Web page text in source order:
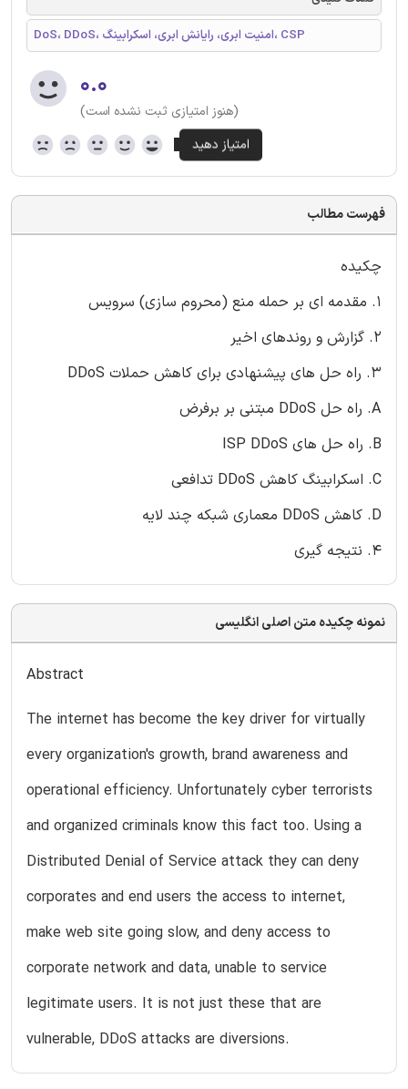
DoS، DDoS، امنیت ابری، رایانش ابری، اسکرابینگ، CSP
۰.۰
(هنوز امتیازی ثبت نشده است)
فهرست مطالب
چکیده
1. مقدمه ای بر حمله منع (محروم سازی) سرویس
2. گزارش و روندهای اخیر
3. راه حل های پیشنهادی برای کاهش حملات DDoS
A. راه حل DDoS مبتنی بر برفرض
B. راه حل های ISP DDoS
C. اسکرابینگ کاهش DDoS تدافعی
D. کاهش DDoS معماری شبکه چند لایه
4. نتیجه گیری
نمونه چکیده متن اصلی انگلیسی
Abstract
The internet has become the key driver for virtually
every organization's growth, brand awareness and
operational efficiency. Unfortunately cyber terrorists
and organized criminals know this fact too. Using a
Distributed Denial of Service attack they can deny
corporates and end users the access to internet,
make web site going slow, and deny access to
corporate network and data, unable to service
legitimate users. It is not just these that are
vulnerable, DDoS attacks are diversions.